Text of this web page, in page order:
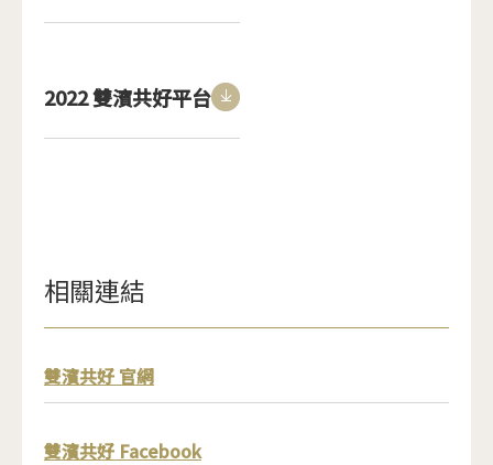
2022 雙濱共好平台
相關連結
雙濱共好 官網
雙濱共好 Facebook